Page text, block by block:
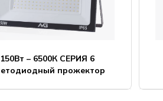
150Вт – 6500К СЕРИЯ 6
прожектор